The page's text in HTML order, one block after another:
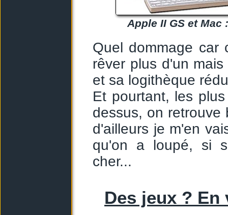
Apple II GS et
Quel dommage car
rêver plus d'un
et sa logithèque
Et pourtant, les
dessus, on retrouve
d'ailleurs je m'en
qu'on a loupé, si
cher...
Des jeux ?